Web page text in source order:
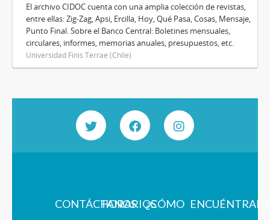
El archivo CIDOC cuenta con una amplia colección de revistas,
entre ellas: Zig-Zag, Apsi, Ercilla, Hoy, Qué Pasa, Cosas, Mensaje,
Punto Final. Sobre el Banco Central: Boletines mensuales,
circulares, informes, memorias anuales, presupuestos, etc.
Universidad Finis Terrae (Chile)
CONTÁCTANOS
HORARIOS¿CÓMO